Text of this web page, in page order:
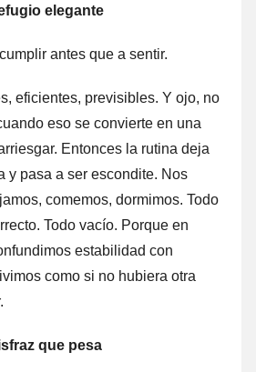
elegante
antes que a sentir.
eficientes, previsibles. Y ojo, no
eso se convierte en una
Entonces la rutina deja
y pasa a ser escondite. Nos
comemos, dormimos. Todo
Todo vacío. Porque en
estabilidad con
como si no hubiera otra
que pesa